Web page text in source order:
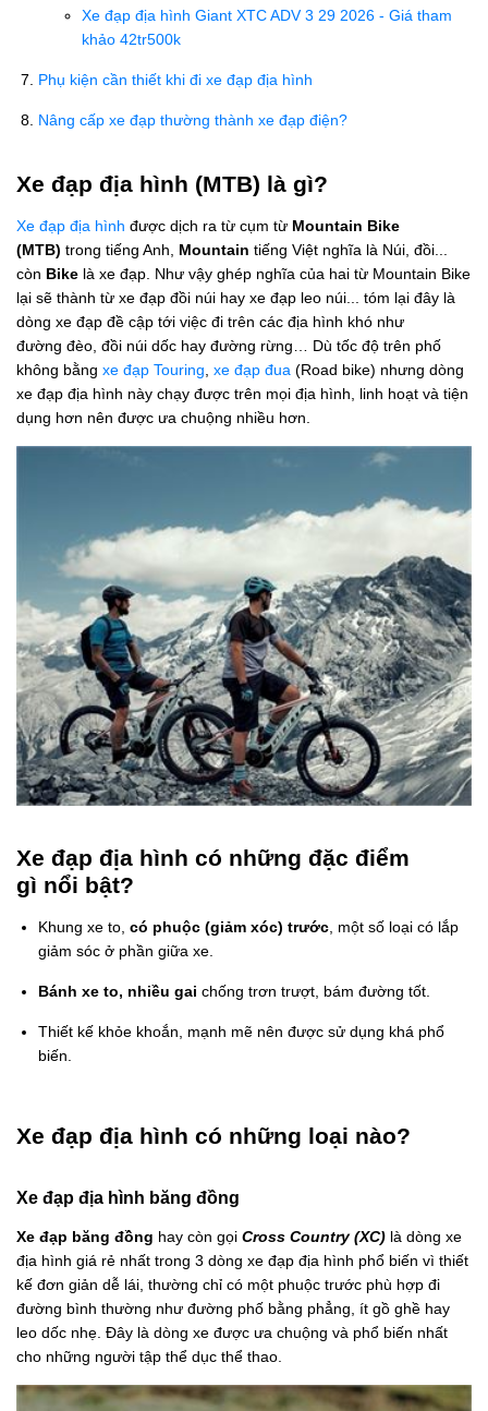
Xe đạp địa hình Giant XTC ADV 3 29 2026 - Giá tham
khảo 42tr500k
Phụ kiện cần thiết khi đi xe đạp địa hình
Nâng cấp xe đạp thường thành xe đạp điện?
Xe đạp địa hình (MTB) là gì?
Xe đạp địa hình được dịch ra từ cụm từ Mountain Bike
(MTB) trong tiếng Anh, Mountain tiếng Việt nghĩa là Núi, đồi...
còn Bike là xe đạp. Như vậy ghép nghĩa của hai từ Mountain Bike
lại sẽ thành từ xe đạp đồi núi hay xe đạp leo núi... tóm lại đây là
dòng xe đạp đề cập tới việc đi trên các địa hình khó như
đường đèo, đồi núi dốc hay đường rừng… Dù tốc độ trên phố
không bằng xe đạp Touring xe đạp đua (Road bike) nhưng dòng
xe đạp địa hình này chạy được trên mọi địa hình, linh hoạt và tiện
dụng hơn nên được ưa chuộng nhiều hơn.
Xe đạp địa hình có những đặc điểm
gì nổi bật?
Khung xe to, có phuộc (giảm xóc) trước , một số loại có lắp
giảm sóc ở phần giữa xe.
Bánh xe to, nhiều gai chống trơn trượt, bám đường tốt.
Thiết kế khỏe khoắn, mạnh mẽ nên được sử dụng khá phổ
biến.
Xe đạp địa hình có những loại nào?
Xe đạp địa hình băng đồng
Xe đạp băng đồng hay còn gọi Cross Country (XC) là dòng xe
địa hình giá rẻ nhất trong 3 dòng xe đạp địa hình phổ biến vì thiết
kế đơn giản dễ lái, thường chỉ có một phuộc trước phù hợp đi
đường bình thường như đường phố bằng phẳng, ít gồ ghề hay
leo dốc nhẹ. Đây là dòng xe được ưa chuộng và phổ biến nhất
cho những người tập thể dục thể thao.